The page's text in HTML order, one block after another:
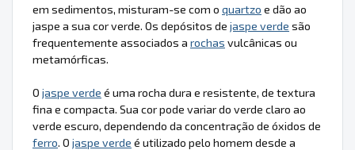
em sedimentos, misturam-se com o quartzo e dão ao
jaspe a sua cor verde. Os depósitos de jaspe verde são
frequentemente associados a rochas vulcânicas ou
metamórficas.
O jaspe verde é uma rocha dura e resistente, de textura
fina e compacta. Sua cor pode variar do verde claro ao
verde escuro, dependendo da concentração de óxidos de
ferro. O jaspe verde é utilizado pelo homem desde a